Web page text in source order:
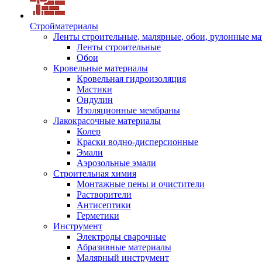
Стройматериалы
Ленты строительные, малярные, обои, рулонные
Ленты строительные
Обои
Кровельные материалы
Кровельная гидроизоляция
Мастики
Ондулин
Изоляционные мембраны
Лакокрасочные материалы
Колер
Краски водно-дисперсионные
Эмали
Аэрозольные эмали
Строительная химия
Монтажные пены и очистители
Растворители
Антисептики
Герметики
Инструмент
Электроды сварочные
Абразивные материалы
Малярный инструмент